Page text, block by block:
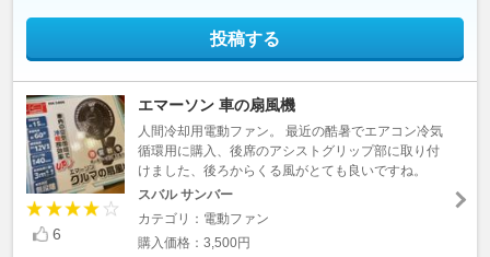
投稿する
6
エマーソン 車の扇風機
人間冷却用電動ファン。 最近の酷暑でエアコン冷気
循環用に購入、後席のアシストグリップ部に取り付
けました、後ろからくる風がとても良いですね。
スバル サンバー
カテゴリ：電動ファン
購入価格：3,500円